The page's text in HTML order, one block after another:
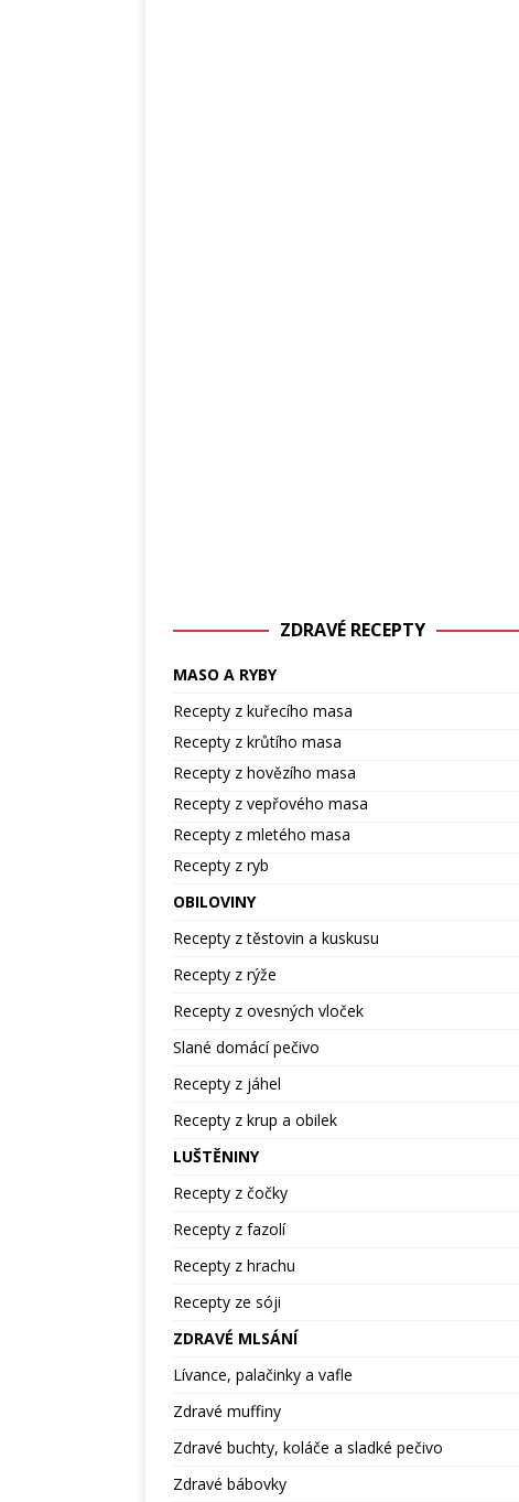
ZDRAVÉ RECEPTY
MASO A RYBY
Recepty z kuřecího masa
Recepty z krůtího masa
Recepty z hovězího masa
Recepty z vepřového masa
Recepty z mletého masa
Recepty z ryb
OBILOVINY
Recepty z těstovin a kuskusu
Recepty z rýže
Recepty z ovesných vloček
Slané domácí pečivo
Recepty z jáhel
Recepty z krup a obilek
LUŠTĚNINY
Recepty z čočky
Recepty z fazolí
Recepty z hrachu
Recepty ze sóji
ZDRAVÉ MLSÁNÍ
Lívance, palačinky a vafle
Zdravé muffiny
Zdravé buchty, koláče a sladké pečivo
Zdravé bábovky